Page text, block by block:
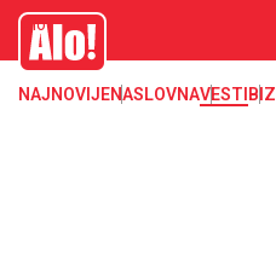
Svet, Ruske vesti, Planeta, Region
Alo
NAJNOVIJENASLOVNAVESTI BIZ